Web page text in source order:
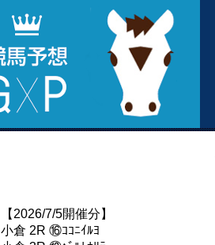
【2026/7/5開催分】
小倉 2R ⑯ｺｺﾆｲﾙﾖ